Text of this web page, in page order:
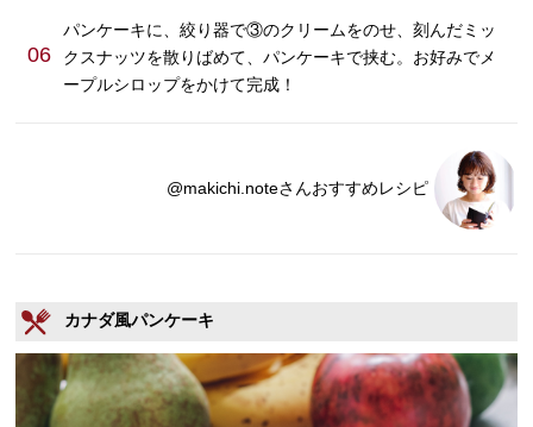
06
パンケーキに、絞り器で③のクリームをのせ、刻んだミッ
クスナッツを散りばめて、パンケーキで挟む。お好みでメ
ープルシロップをかけて完成！
@makichi.noteさんおすすめレシピ
カナダ風パンケーキ